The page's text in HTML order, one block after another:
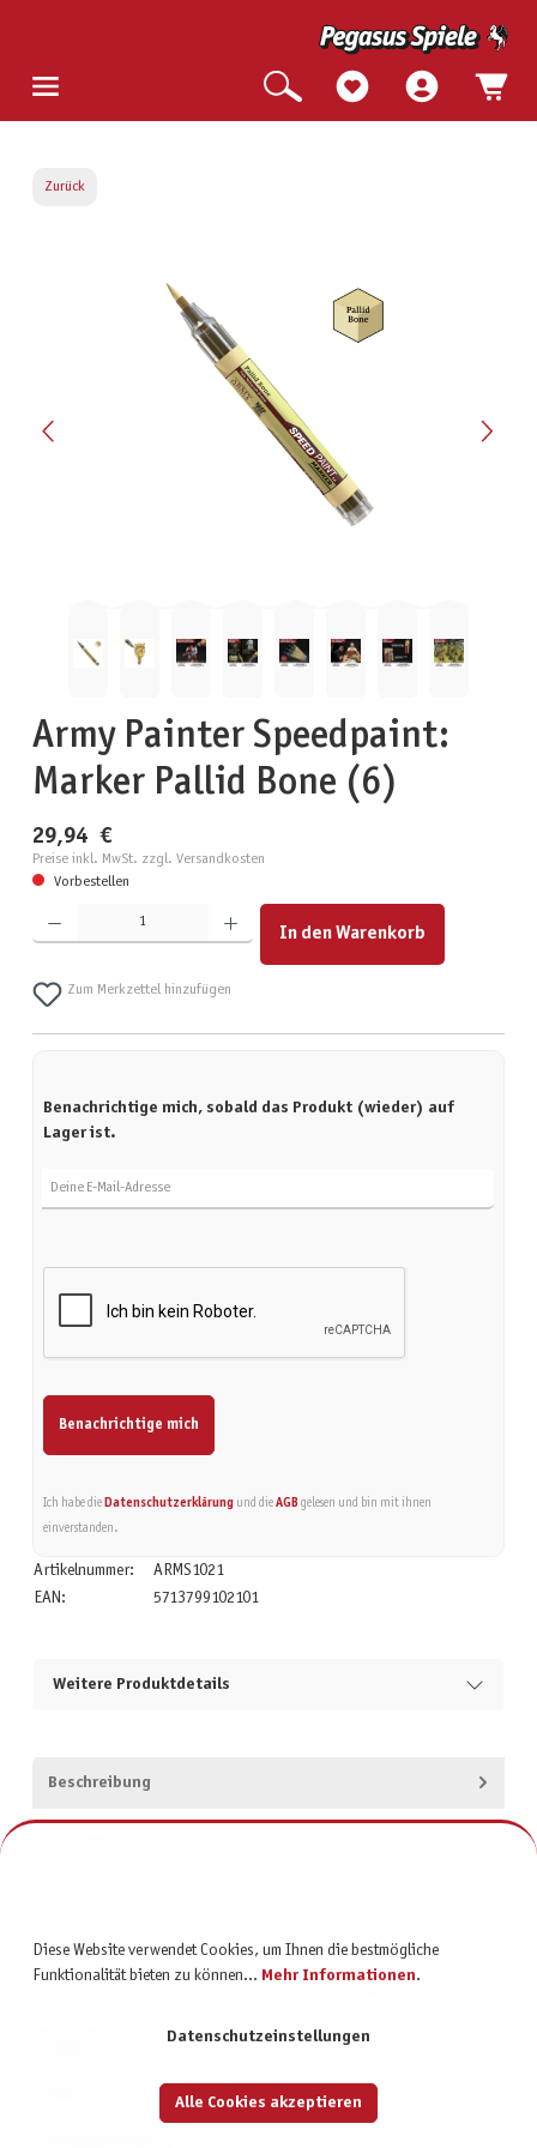
Zurück
Bildergalerie überspringen
Army Painter Speedpaint:
Marker Pallid Bone (6)
29,94 €
Preise inkl. MwSt. zzgl. Versandkosten
Vorbestellen
Produkt Anzahl: Gib den gewünschten Wert ein oder benutze die Schaltflächen um die Anzahl zu
In den Warenkorb
Zum Merkzettel hinzufügen
Benachrichtige mich, sobald das Produkt (wieder) auf
Lager ist.
Benachrichtige mich
Ich habe die Datenschutzerklärungund die AGBgelesen und bin mit ihnen
einverstanden.
Artikelnummer:
ARMS1021
EAN:
5713799102101
Weitere Produktdetails
Beschreibung
Diese Website verwendet Cookies, um Ihnen die bestmögliche
Funktionalität bieten zu können... Mehr Informationen.
Datenschutzeinstellungen
Alle Cookies akzeptieren